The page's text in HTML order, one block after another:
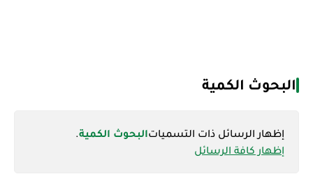
البحوث الكمية
‏إظهار الرسائل ذات التسمياتالبحوث الكمية.
إظهار كافة الرسائل